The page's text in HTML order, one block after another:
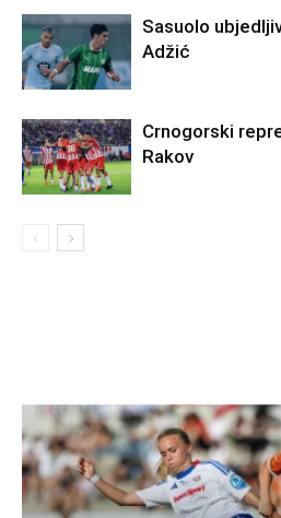
Sasuolo
Adžić
Crnogorski
Rakov